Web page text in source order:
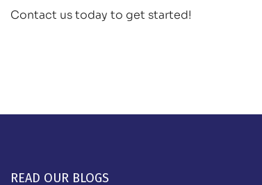
Contact us today to get started!
READ OUR BLOGS